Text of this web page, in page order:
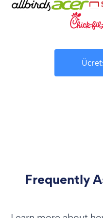
Frequently